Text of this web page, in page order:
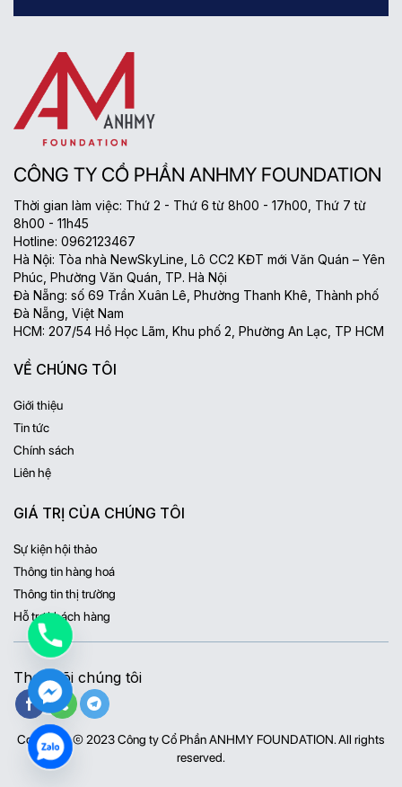
CÔNG TY CỔ PHẦN ANHMY FOUNDATION
Thời gian làm việc: Thứ 2 - Thứ 6 từ 8h00 - 17h00, Thứ 7 từ
8h00 - 11h45
Hotline: 0962123467
Hà Nội: Tòa nhà NewSkyLine, Lô CC2 KĐT mới Văn Quán – Yên
Phúc, Phường Văn Quán, TP. Hà Nội
Đà Nẵng: số 69 Trần Xuân Lê, Phường Thanh Khê, Thành phố
Đà Nẵng, Việt Nam
HCM: 207/54 Hồ Học Lãm, Khu phố 2, Phường An Lạc, TP HCM
VỀ CHÚNG TÔI
Giới thiệu
Tin tức
Chính sách
Liên hệ
GIÁ TRỊ CỦA CHÚNG TÔI
Sự kiện hội thảo
Thông tin hàng hoá
Thông tin thị trường
Hỗ trợ khách hàng
Theo dõi chúng tôi
Copyright © 2023 Công ty Cổ Phần ANHMY FOUNDATION. All rights
reserved.